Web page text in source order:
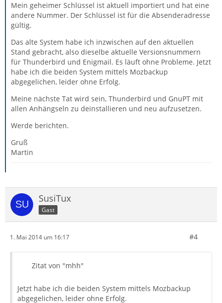
Mein geheimer Schlüssel ist aktuell importiert und hat eine
andere Nummer. Der Schlüssel ist für die Absenderadresse
gültig.
Das alte System habe ich inzwischen auf den aktuellen
Stand gebracht, also dieselbe aktuelle Versionsnummern
für Thunderbird und Enigmail. Es läuft ohne Probleme. Jetzt
habe ich die beiden System mittels Mozbackup
abgegelichen, leider ohne Erfolg.
Meine nächste Tat wird sein, Thunderbird und GnuPT mit
allen Anhängseln zu deinstallieren und neu aufzusetzen.
Werde berichten.
Gruß
Martin
SusiTux
Gast
1. Mai 2014 um 16:17 #4
Zitat von "mhh"
Jetzt habe ich die beiden System mittels Mozbackup
abgegelichen, leider ohne Erfolg.